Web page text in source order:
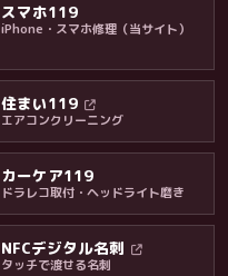
スマホ119
iPhone・スマホ修理（当サイト）
住まい119
エアコンクリーニング
カーケア119
ドラレコ取付・ヘッドライト磨き
NFCデジタル名刺
タッチで渡せる名刺